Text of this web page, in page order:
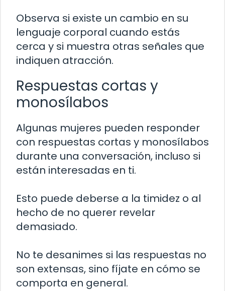
Observa si existe un cambio en su
lenguaje corporal cuando estás
cerca y si muestra otras señales que
indiquen atracción.
Respuestas cortas y
monosílabos
Algunas mujeres pueden responder
con respuestas cortas y monosílabos
durante una conversación, incluso si
están interesadas en ti.
Esto puede deberse a la timidez o al
hecho de no querer revelar
demasiado.
No te desanimes si las respuestas no
son extensas, sino fíjate en cómo se
comporta en general.